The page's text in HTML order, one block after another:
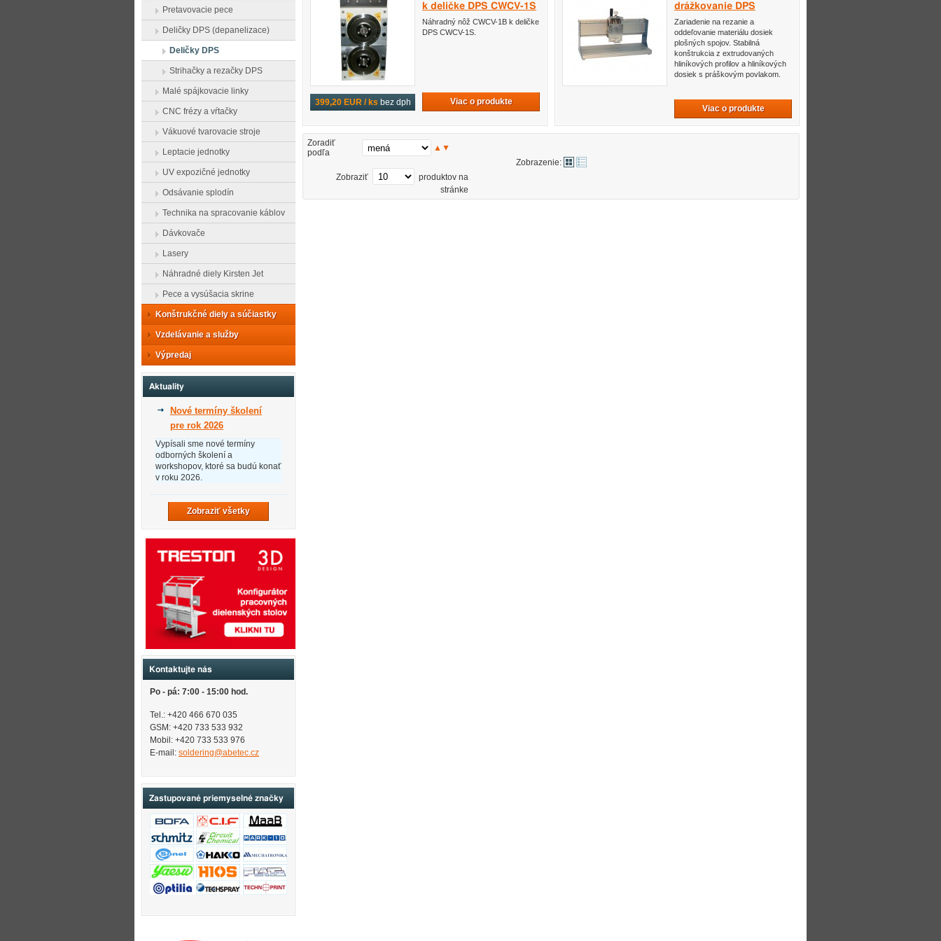
399,20 EUR / ks bez dph
k deličke DPS CWCV-1S
Náhradný nôž CWCV-1B k deličke
DPS CWCV-1S.
Viac o produkte
drážkovanie DPS
Zariadenie na rezanie a
oddeľovanie materiálu dosiek
plošných spojov. Stabilná
konštrukcia z extrudovaných
hliníkových profilov a hliníkových
dosiek s práškovým povlakom.
Viac o produkte
Zoradiť
podľa
▲ ▼
Zobrazenie:
Zobraziť
produktov na
stránke
Pretavovacie pece
Deličky DPS (depanelizace)
Deličky DPS
Strihačky a rezačky DPS
Malé spájkovacie linky
CNC frézy a vŕtačky
Vákuové tvarovacie stroje
Leptacie jednotky
UV expozičné jednotky
Odsávanie splodín
Technika na spracovanie káblov
Dávkovače
Lasery
Náhradné diely Kirsten Jet
Pece a vysúšacia skrine
Konštrukčné diely a súčiastky
Vzdelávanie a služby
Výpredaj
Aktuality
Nové termíny školení
pre rok 2026
Vypísali sme nové termíny
odborných školení a
workshopov, ktoré sa budú konať
v roku 2026.
Zobraziť všetky
Kontaktujte nás
Po - pá: 7:00 - 15:00 hod.
Tel.: +420 466 670 035
GSM: +420 733 533 932
Mobil: +420 733 533 976
E-mail: soldering@abetec.cz
Zastupované priemyselné značky